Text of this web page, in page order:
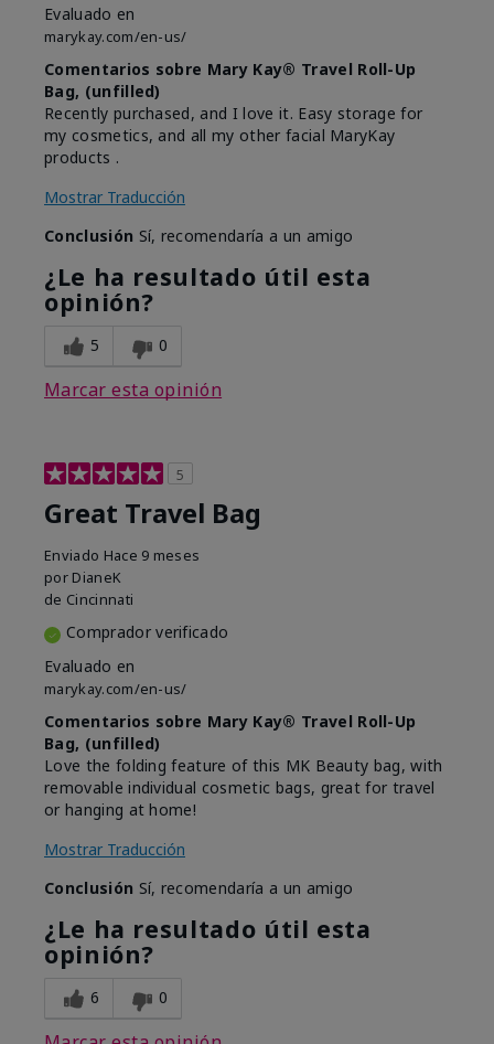
Evaluado en
marykay.com/en-us/
Comentarios sobre Mary Kay® Travel Roll-Up
Bag, (unfilled)
Recently purchased, and I love it. Easy storage for
my cosmetics, and all my other facial MaryKay
products .
Mostrar Traducción
Conclusión Sí, recomendaría a un amigo
¿Le ha resultado útil esta
opinión?
5 0
Marcar esta opinión
5
Great Travel Bag
Enviado Hace 9 meses
por DianeK
de Cincinnati
Comprador verificado
Evaluado en
marykay.com/en-us/
Comentarios sobre Mary Kay® Travel Roll-Up
Bag, (unfilled)
Love the folding feature of this MK Beauty bag, with
removable individual cosmetic bags, great for travel
or hanging at home!
Mostrar Traducción
Conclusión Sí, recomendaría a un amigo
¿Le ha resultado útil esta
opinión?
6 0